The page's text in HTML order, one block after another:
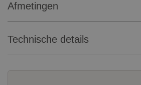
Afmetingen
Technische details